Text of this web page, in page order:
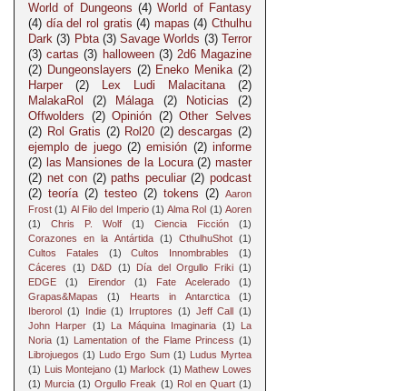
World of Dungeons (4) World of Fantasy
(4) día del rol gratis (4) mapas (4) Cthulhu
Dark (3) Pbta (3) Savage Worlds (3) Terror
(3) cartas (3) halloween (3) 2d6 Magazine
(2) Dungeonslayers (2) Eneko Menika (2)
Harper
(2) Lex Ludi Malacitana
(2)
MalakaRol
(2) Málaga (2) Noticias
(2)
Offwolders
(2) Opinión (2) Other Selves
(2) Rol Gratis (2) Rol20 (2) descargas (2)
ejemplo de juego (2) emisión (2) informe
(2) las Mansiones de la Locura (2) master
(2) net con (2) paths peculiar (2) podcast
(2) teoría (2) testeo (2) tokens (2) Aaron
Frost (1) Al Filo del Imperio (1) Alma Rol (1) Aoren
(1)
Chris P. Wolf (1) Ciencia Ficción
(1)
Corazones en la Antártida
(1) CthulhuShot (1)
Cultos Fatales
(1) Cultos Innombrables
(1)
Cáceres
(1) D&D (1) Día del Orgullo Friki (1)
EDGE
(1) Eirendor (1) Fate Acelerado
(1)
Grapas&Mapas
(1) Hearts in Antarctica
(1)
Iberorol (1) Indie (1) Irruptores (1) Jeff Call (1)
John Harper (1) La Máquina Imaginaria (1)
La
Noria (1) Lamentation of the Flame Princess (1)
Librojuegos (1) Ludo Ergo Sum (1) Ludus Myrtea
(1) Luis Montejano (1) Marlock (1) Mathew Lowes
(1) Murcia (1) Orgullo Freak (1) Rol en Quart (1)